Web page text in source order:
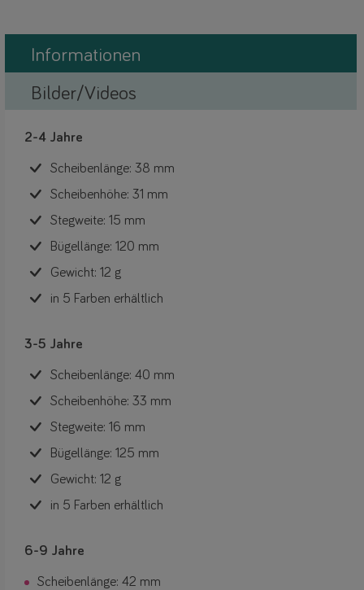
Informationen
Bilder/Videos
2-4 Jahre
Scheibenlänge: 38 mm
Scheibenhöhe: 31 mm
Stegweite: 15 mm
Bügellänge: 120 mm
Gewicht: 12 g
in 5 Farben erhältlich
3-5 Jahre
Scheibenlänge: 40 mm
Scheibenhöhe: 33 mm
Stegweite: 16 mm
Bügellänge: 125 mm
Gewicht: 12 g
in 5 Farben erhältlich
6-9 Jahre
Scheibenlänge: 42 mm